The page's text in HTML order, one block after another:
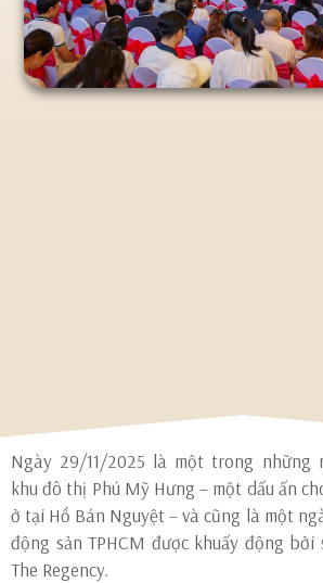
Ngày 29/11/2025 là một trong những
khu đô thị Phú Mỹ Hưng – một dấu ấn
ở tại Hồ Bán Nguyệt – và cũng là một
động sản TPHCM được khuấy động
The Regency.